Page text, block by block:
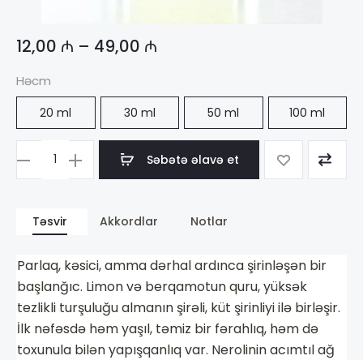
12,00 ₼ – 49,00 ₼
Həcm
20 ml 30 ml 50 ml 100 ml
Alfred
Dunhill
Desire
for
a
Man
Səbətə əlavə et
Təsvir Akkordlar Notlar
Parlaq, kəsici, amma dərhal ardınca şirinləşən bir
başlanğıc. Limon və berqamotun quru, yüksək
tezlikli turşuluğu almanın şirəli, küt şirinliyi ilə birləşir.
İlk nəfəsdə həm yaşıl, təmiz bir fərahlıq, həm də
toxunula bilən yapışqanlıq var. Nerolinin acımtıl ağ